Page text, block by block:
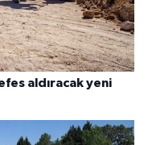
aldıracak yeni